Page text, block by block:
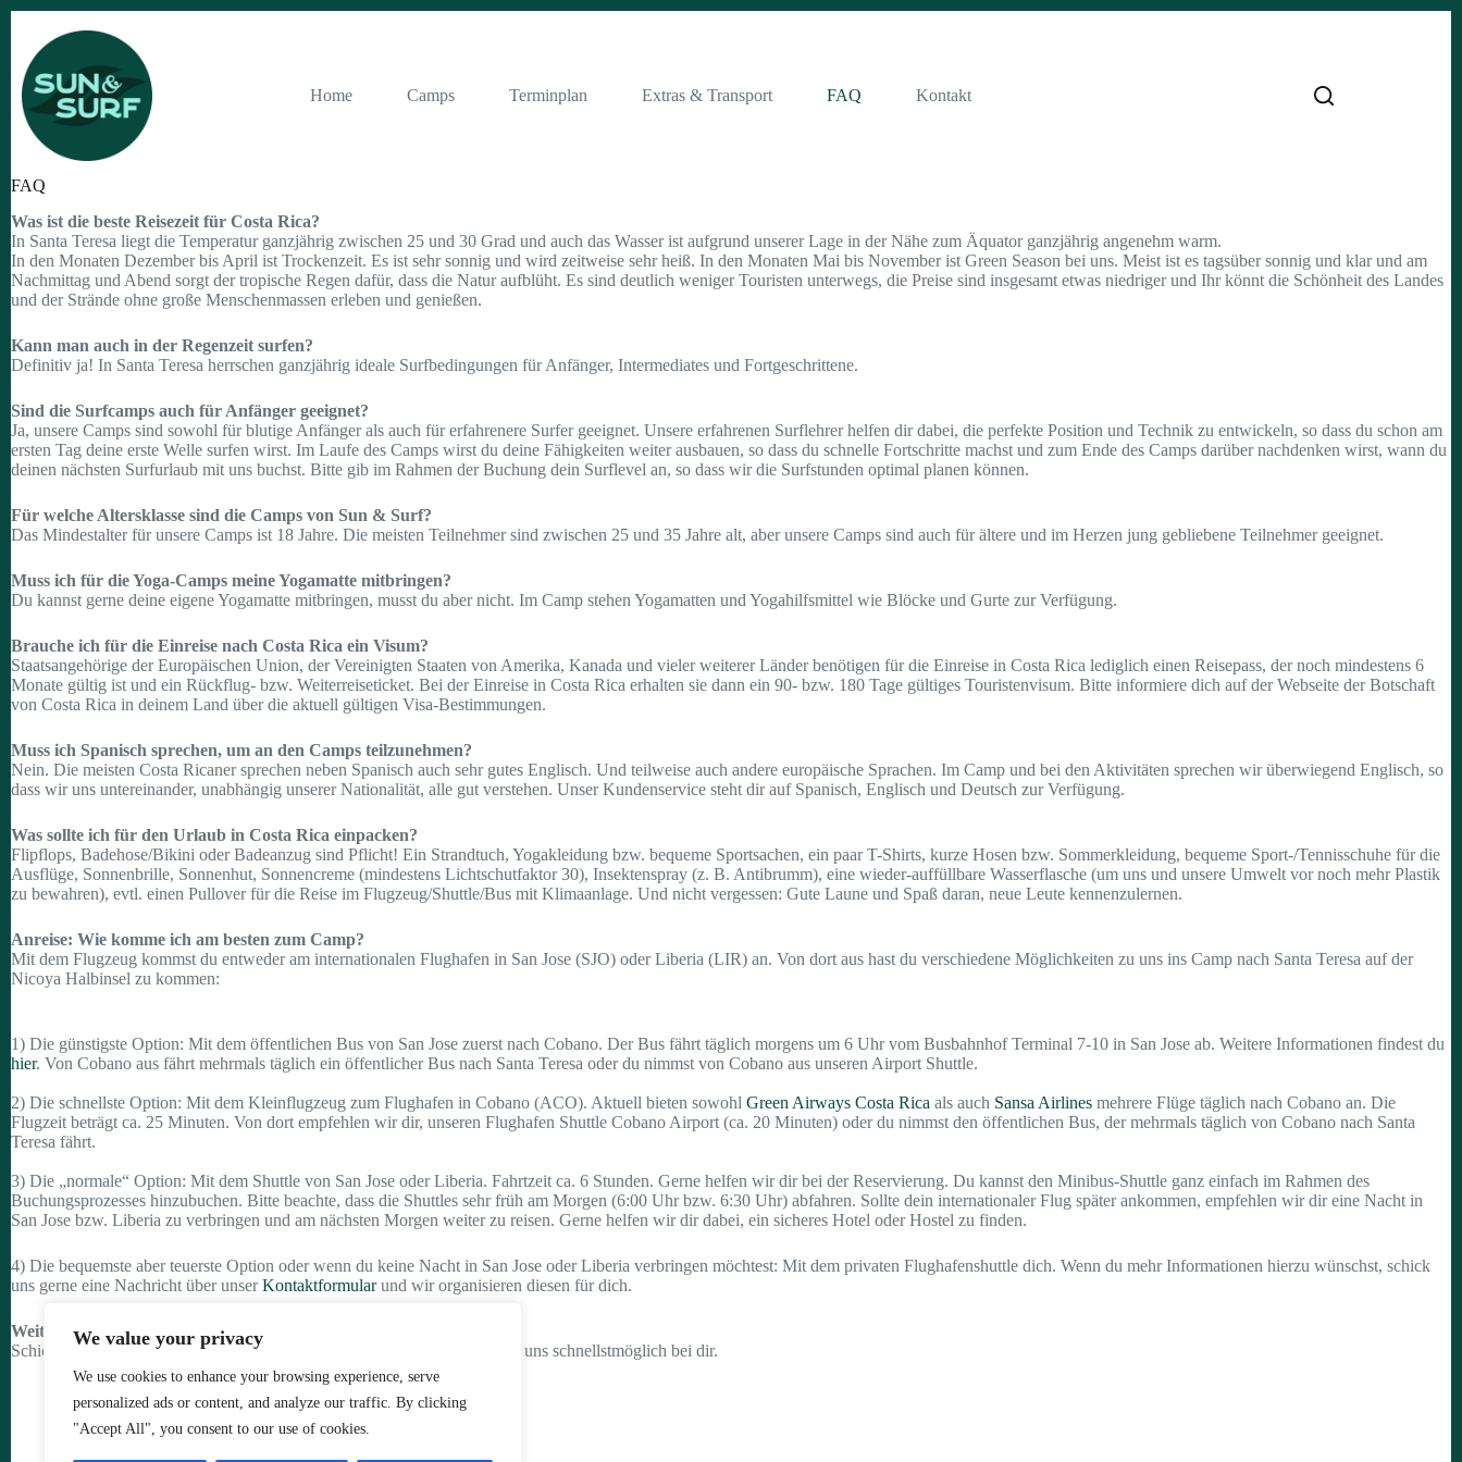
We value your privacy
We use cookies to enhance your browsing experience, serve
personalized ads or content, and analyze our traffic. By clicking
"Accept All", you consent to our use of cookies.
Inhalt
springen
Home
Camps Terminplan Extras & Transport FAQ Kontakt
FAQ
Was ist die beste Reisezeit für Costa Rica?
In Santa Teresa liegt die Temperatur ganzjährig zwischen 25 und 30 Grad und auch das Wasser ist aufgrund unserer Lage in der Nähe zum Äquator ganzjährig angenehm warm.
In den Monaten Dezember bis April ist Trockenzeit. Es ist sehr sonnig und wird zeitweise sehr heiß. In den Monaten Mai bis November ist Green Season bei uns. Meist ist es tagsüber sonnig und klar und am
Nachmittag und Abend sorgt der tropische Regen dafür, dass die Natur aufblüht. Es sind deutlich weniger Touristen unterwegs, die Preise sind insgesamt etwas niedriger und Ihr könnt die Schönheit des Landes
und der Strände ohne große Menschenmassen erleben und genießen.
Kann man auch in der Regenzeit surfen?
Definitiv ja! In Santa Teresa herrschen ganzjährig ideale Surfbedingungen für Anfänger, Intermediates und Fortgeschrittene.
Sind die Surfcamps auch für Anfänger geeignet?
Ja, unsere Camps sind sowohl für blutige Anfänger als auch für erfahrenere Surfer geeignet. Unsere erfahrenen Surflehrer helfen dir dabei, die perfekte Position und Technik zu entwickeln, so dass du schon am
ersten Tag deine erste Welle surfen wirst. Im Laufe des Camps wirst du deine Fähigkeiten weiter ausbauen, so dass du schnelle Fortschritte machst und zum Ende des Camps darüber nachdenken wirst, wann du
deinen nächsten Surfurlaub mit uns buchst. Bitte gib im Rahmen der Buchung dein Surflevel an, so dass wir die Surfstunden optimal planen können.
Für welche Altersklasse sind die Camps von Sun & Surf?
Das Mindestalter für unsere Camps ist 18 Jahre. Die meisten Teilnehmer sind zwischen 25 und 35 Jahre alt, aber unsere Camps sind auch für ältere und im Herzen jung gebliebene Teilnehmer geeignet.
Muss ich für die Yoga-Camps meine Yogamatte mitbringen?
Du kannst gerne deine eigene Yogamatte mitbringen, musst du aber nicht. Im Camp stehen Yogamatten und Yogahilfsmittel wie Blöcke und Gurte zur Verfügung.
Brauche ich für die Einreise nach Costa Rica ein Visum?
Staatsangehörige der Europäischen Union, der Vereinigten Staaten von Amerika, Kanada und vieler weiterer Länder benötigen für die Einreise in Costa Rica lediglich einen Reisepass, der noch mindestens 6
Monate gültig ist und ein Rückflug- bzw. Weiterreiseticket. Bei der Einreise in Costa Rica erhalten sie dann ein 90- bzw. 180 Tage gültiges Touristenvisum. Bitte informiere dich auf der Webseite der Botschaft
von Costa Rica in deinem Land über die aktuell gültigen Visa-Bestimmungen.
Muss ich Spanisch sprechen, um an den Camps teilzunehmen?
Nein. Die meisten Costa Ricaner sprechen neben Spanisch auch sehr gutes Englisch. Und teilweise auch andere europäische Sprachen. Im Camp und bei den Aktivitäten sprechen wir überwiegend Englisch, so
dass wir uns untereinander, unabhängig unserer Nationalität, alle gut verstehen. Unser Kundenservice steht dir auf Spanisch, Englisch und Deutsch zur Verfügung.
Was sollte ich für den Urlaub in Costa Rica einpacken?
Flipflops, Badehose/Bikini oder Badeanzug sind Pflicht! Ein Strandtuch, Yogakleidung bzw. bequeme Sportsachen, ein paar T-Shirts, kurze Hosen bzw. Sommerkleidung, bequeme Sport-/Tennisschuhe für die
Ausflüge, Sonnenbrille, Sonnenhut, Sonnencreme (mindestens Lichtschutfaktor 30), Insektenspray (z. B. Antibrumm), eine wieder-auffüllbare Wasserflasche (um uns und unsere Umwelt vor noch mehr Plastik
zu bewahren), evtl. einen Pullover für die Reise im Flugzeug/Shuttle/Bus mit Klimaanlage. Und nicht vergessen: Gute Laune und Spaß daran, neue Leute kennenzulernen.
Anreise: Wie komme ich am besten zum Camp?
Mit dem Flugzeug kommst du entweder am internationalen Flughafen in San Jose (SJO) oder Liberia (LIR) an. Von dort aus hast du verschiedene Möglichkeiten zu uns ins Camp nach Santa Teresa auf der
Nicoya Halbinsel zu kommen:
1) Die günstigste Option: Mit dem öffentlichen Bus von San Jose zuerst nach Cobano. Der Bus fährt täglich morgens um 6 Uhr vom Busbahnhof Terminal 7-10 in San Jose ab. Weitere Informationen findest du
hier. Von Cobano aus fährt mehrmals täglich ein öffentlicher Bus nach Santa Teresa oder du nimmst von Cobano aus unseren Airport Shuttle.
2) Die schnellste Option: Mit dem Kleinflugzeug zum Flughafen in Cobano (ACO). Aktuell bieten sowohl Green Airways Costa Rica als auch Sansa Airlines mehrere Flüge täglich nach Cobano an. Die
Flugzeit beträgt ca. 25 Minuten. Von dort empfehlen wir dir, unseren Flughafen Shuttle Cobano Airport (ca. 20 Minuten) oder du nimmst den öffentlichen Bus, der mehrmals täglich von Cobano nach Santa
Teresa fährt.
3) Die „normale“ Option: Mit dem Shuttle von San Jose oder Liberia. Fahrtzeit ca. 6 Stunden. Gerne helfen wir dir bei der Reservierung. Du kannst den Minibus-Shuttle ganz einfach im Rahmen des
Buchungsprozesses hinzubuchen. Bitte beachte, dass die Shuttles sehr früh am Morgen (6:00 Uhr bzw. 6:30 Uhr) abfahren. Sollte dein internationaler Flug später ankommen, empfehlen wir dir eine Nacht in
San Jose bzw. Liberia zu verbringen und am nächsten Morgen weiter zu reisen. Gerne helfen wir dir dabei, ein sicheres Hotel oder Hostel zu finden.
4) Die bequemste aber teuerste Option oder wenn du keine Nacht in San Jose oder Liberia verbringen möchtest: Mit dem privaten Flughafenshuttle dich. Wenn du mehr Informationen hierzu wünschst, schick
uns gerne eine Nachricht über unserKontaktformularund wir organisieren diesen für dich.
Weitere Fragen?
Schick uns deine Frage gerne über unser
und wir melden uns schnellstmöglich bei dir.